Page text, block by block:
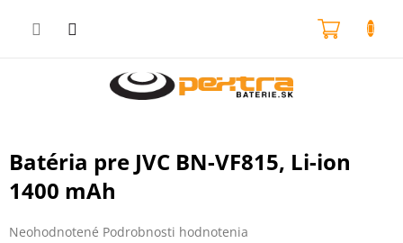
Batéria pre JVC BN-VF815, Li-ion
1400 mAh
Priemerné
Neohodnotené Podrobnosti hodnotenia